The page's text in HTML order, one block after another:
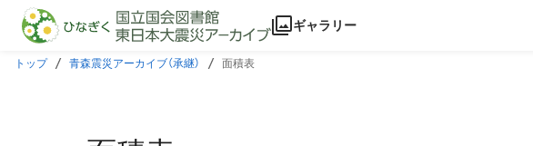
本文に飛ぶ
ギャラリー
トップ 青森震災アーカイブ（承継） 面積表